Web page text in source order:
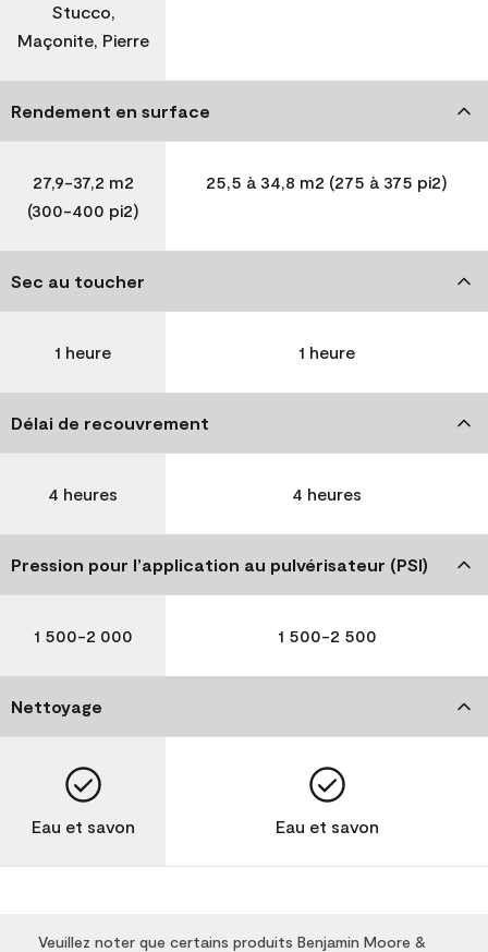
Stucco,
Maçonite, Pierre
Rendement en surface
27,9-37,2 m2
(300-400 pi2)
25,5 à 34,8 m2 (275 à 375 pi2)
Sec au toucher
1 heure 1 heure
Délai de recouvrement
4 heures 4 heures
Pression pour l’application au pulvérisateur (PSI)
1 500-2 000 1 500-2 500
Nettoyage
Eau et savon Eau et savon
Veuillez noter que certains produits Benjamin Moore &